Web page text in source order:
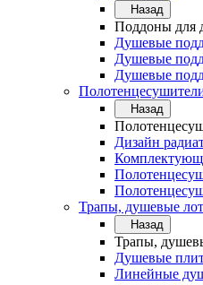
Назад
Поддоны для
Душевые
Душевые
Душевые
Назад
Дизайн
Трапы, душевые
Назад
Трапы,
Душевые
Линейные